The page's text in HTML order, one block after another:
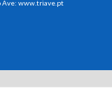
Ave:www.triave.pt